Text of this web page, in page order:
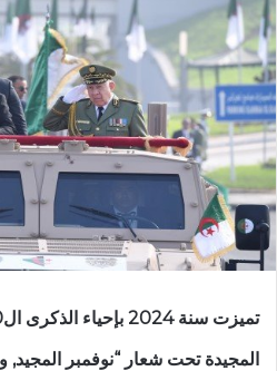
المجيدة تحت شعار “نوفمبر